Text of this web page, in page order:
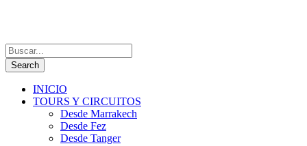
INICIO
TOURS Y CIRCUITOS
Desde Marrakech
Desde Fez
Desde Tanger